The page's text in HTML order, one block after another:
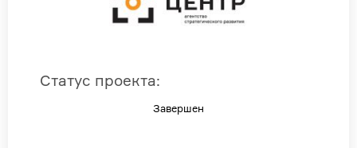
Статус проекта:
Завершен